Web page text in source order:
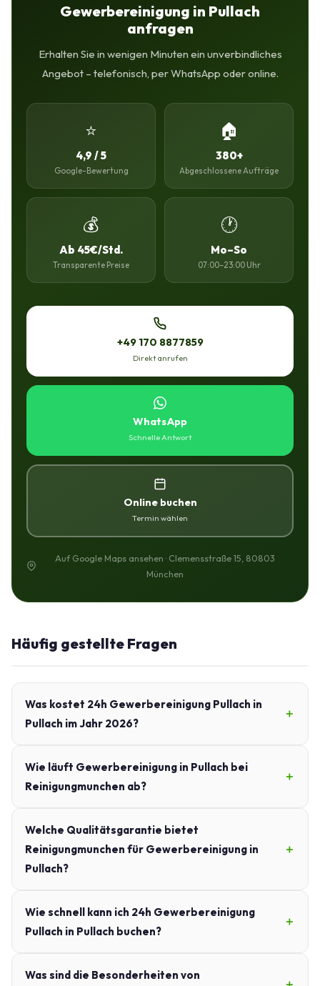
Gewerbereinigung in Pullach
anfragen
Erhalten Sie in wenigen Minuten ein unverbindliches
Angebot – telefonisch, per WhatsApp oder online.
⭐
4,9 / 5
Google-Bewertung
🏠
380+
Abgeschlossene Aufträge
💰
Ab 45€/Std.
Transparente Preise
🕐
Mo–So
07:00–23:00 Uhr
+49 170 8877859
Direkt anrufen
WhatsApp
Schnelle Antwort
Online buchen
Termin wählen
Auf Google Maps ansehen · Clemensstraße 15, 80803
München
Häufig gestellte Fragen
Was kostet 24h Gewerbereinigung Pullach in
Pullach im Jahr 2026?
Wie läuft Gewerbereinigung in Pullach bei
Reinigungmunchen ab?
Welche Qualitätsgarantie bietet
Reinigungmunchen für Gewerbereinigung in
Pullach?
Wie schnell kann ich 24h Gewerbereinigung
Pullach in Pullach buchen?
Was sind die Besonderheiten von